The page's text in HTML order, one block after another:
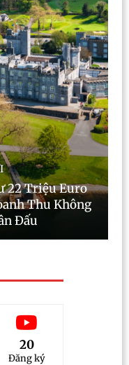
22 Triệu Euro
Thu Không
Đấu
20
Đăng ký